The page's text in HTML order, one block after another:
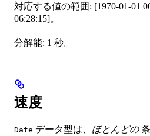
対応する値の範囲: [1970-01-01
06:28:15]。
分解能: 1 秒。
速度
Date データ型は、 ほとんどの